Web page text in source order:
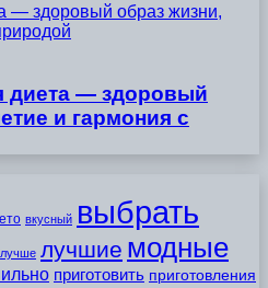
— здоровый образ жизни,
диета — здоровый
и гармония с
вкусный выбрать
лучше лучшие модные
приготовить приготовления